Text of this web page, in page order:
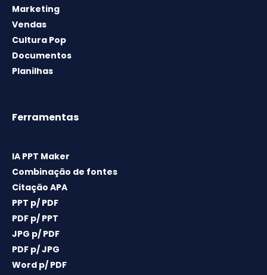
Marketing
Vendas
Cultura Pop
Documentos
Planilhas
Ferramentas
IA PPT Maker
Combinação de fontes
Citação APA
PPT p/ PDF
PDF p/ PPT
JPG p/ PDF
PDF p/ JPG
Word p/ PDF